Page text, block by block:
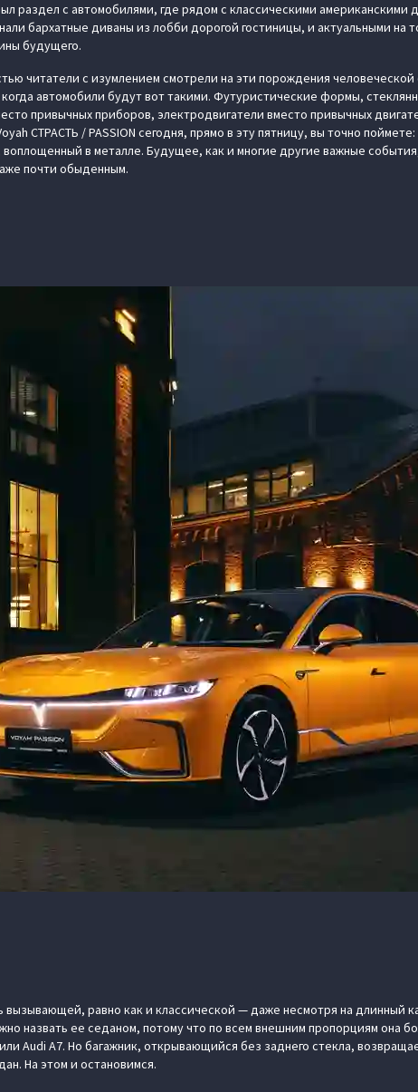
раздел с автомобилями, где рядом с классическими американскими
бархатные диваны из лобби дорогой гостиницы, и актуальными на
будущего.
читатели с изумлением смотрели на эти порождения
автомобили будут вот такими. Футуристические формы,
привычных приборов, электродвигатели вместо привычных
СТРАСТЬ / PASSION сегодня, прямо в эту пятницу, вы точно
в металле. Будущее, как и многие другие важные
почти обыденным.
вызывающей, равно как и классической — даже несмотря на длинный
назвать ее седаном, потому что по всем внешним пропорциям она
Audi A7. Но багажник, открывающийся без заднего стекла,
На этом и остановимся.